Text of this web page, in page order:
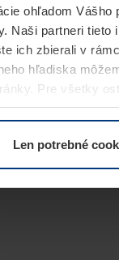
ohľadom Vášho
Naši partneri
ich zbierali v
hľadiska
Pre všetky
vo
Len potrebné